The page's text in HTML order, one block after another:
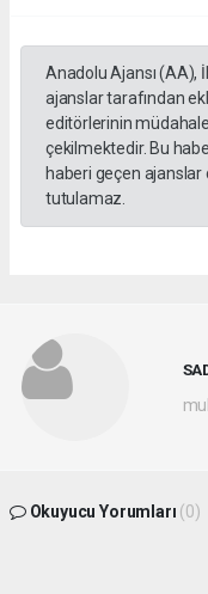
Anadolu Ajansı (AA),
ajanslar tarafından
editörlerinin
çekilmektedir. Bu
haberi geçen
tutulamaz.
Okuyucu Yorumları (0)